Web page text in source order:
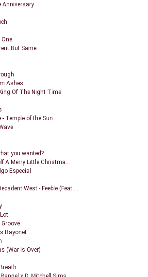
Anniversary
One
But Same
Ashes
Of The Night Time
- Temple of the Sun
you wanted?
A Merry Little Christma...
Especial
West - Feeble (Feat ...
Groove
Bayonet
(War Is Over)